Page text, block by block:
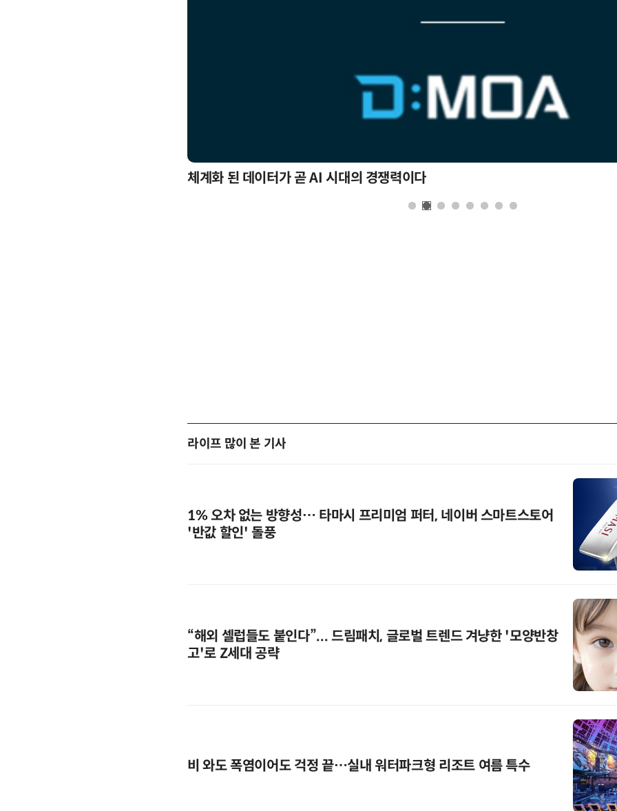
체계화 된 데이터가 곧 AI 시대의 경쟁력이다
라이프 많이 본 기사
1% 오차 없는 방향성… 타마시 프리미엄 퍼터, 네이버 스마트스토어
'반값 할인' 돌풍
“해외 셀럽들도 붙인다”... 드림패치, 글로벌 트렌드 겨냥한 '모양반창
고'로 Z세대 공략
비 와도 폭염이어도 걱정 끝…실내 워터파크형 리조트 여름 특수